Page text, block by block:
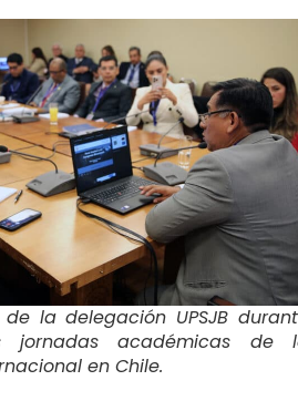
la delegación UPSJB
académicas de
en Chile.